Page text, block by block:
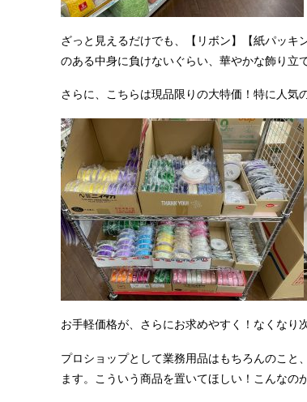
ざっと見えるだけでも、【リボン】【紙パッキ
のある中身に負けないぐらい、華やかな飾り立
さらに、こちらは現品限りの大特価！特に人気
お手軽価格が、さらにお求めやすく！なくなり
プロショップとして業務用品はもちろんのこと
ます。こういう商品を置いてほしい！こんなの